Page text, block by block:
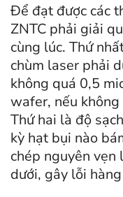
Để đạt được các
ZNTC phải giải
cùng lúc. Thứ
chùm laser phải
không quá 0,5
wafer, nếu
Thứ hai là độ
kỳ hạt bụi nào
chép nguyên vẹn
dưới, gây lỗi